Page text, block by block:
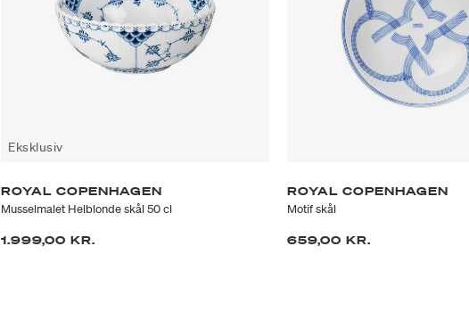
Eksklusiv
ROYAL COPENHAGEN
Musselmalet Helblonde skål 50 cl
1.999,00 KR.
ROYAL COPENHAGEN
Motif skål
659,00 KR.